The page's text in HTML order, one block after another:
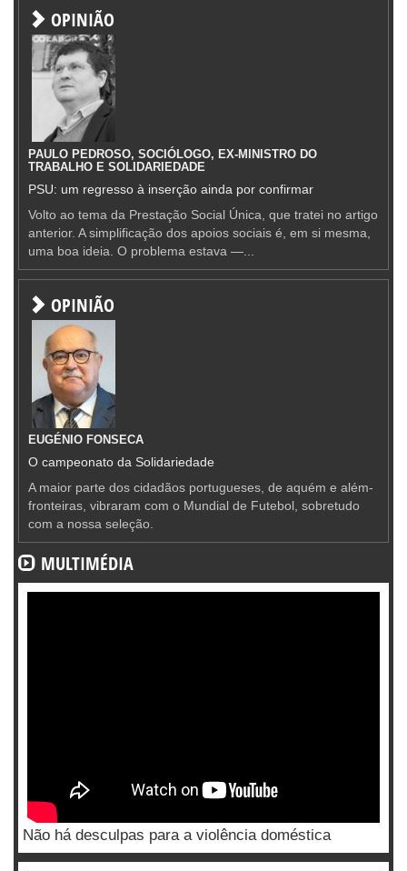
OPINIÃO
PAULO PEDROSO, SOCIÓLOGO, EX-MINISTRO DO
TRABALHO E SOLIDARIEDADE
PSU: um regresso à inserção ainda por confirmar
Volto ao tema da Prestação Social Única, que tratei no artigo
anterior. A simplificação dos apoios sociais é, em si mesma,
uma boa ideia. O problema estava —...
OPINIÃO
EUGÉNIO FONSECA
O campeonato da Solidariedade
A maior parte dos cidadãos portugueses, de aquém e além-
fronteiras, vibraram com o Mundial de Futebol, sobretudo
com a nossa seleção.
MULTIMÉDIA
Não há desculpas para a violência doméstica